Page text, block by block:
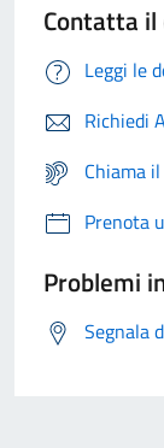
Contatta il
Leggi le
Richiedi
Chiama
Prenota
Problemi
Segnala